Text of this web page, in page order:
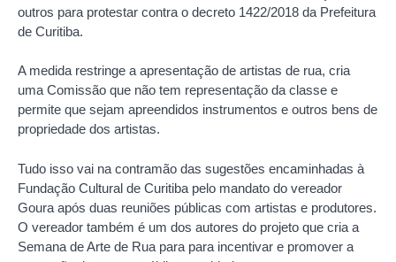
outros para protestar contra o decreto 1422/2018 da Prefeitura
de Curitiba.
A medida restringe a apresentação de artistas de rua, cria
uma Comissão que não tem representação da classe e
permite que sejam apreendidos instrumentos e outros bens de
propriedade dos artistas.
Tudo isso vai na contramão das sugestões encaminhadas à
Fundação Cultural de Curitiba pelo mandato do vereador
Goura após duas reuniões públicas com artistas e produtores.
O vereador também é um dos autores do projeto que cria a
Semana de Arte de Rua para para incentivar e promover a